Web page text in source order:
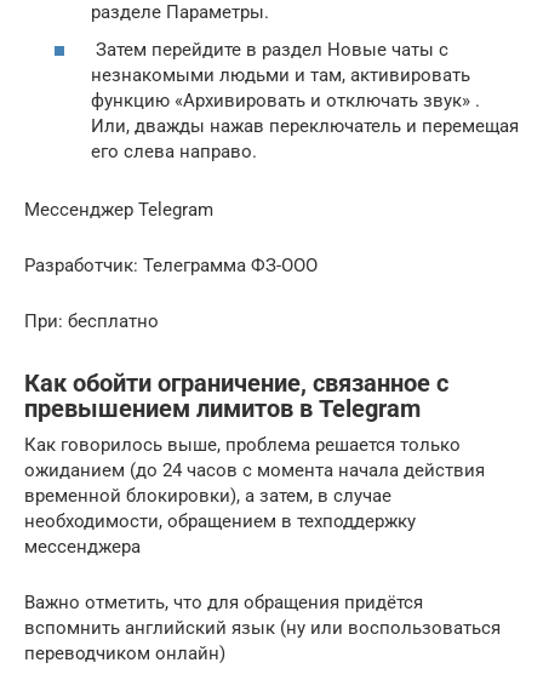
разделе Параметры.
Затем перейдите в раздел Новые чаты с
незнакомыми людьми и там, активировать
функцию «Архивировать и отключать звук» .
Или, дважды нажав переключатель и перемещая
его слева направо.
Мессенджер Telegram
Разработчик: Телеграмма ФЗ-ООО
При: бесплатно
Как обойти ограничение, связанное с
превышением лимитов в Telegram
Как говорилось выше, проблема решается только
ожиданием (до 24 часов с момента начала действия
временной блокировки), а затем, в случае
необходимости, обращением в техподдержку
мессенджера
Важно отметить, что для обращения придётся
вспомнить английский язык (ну или воспользоваться
переводчиком онлайн)